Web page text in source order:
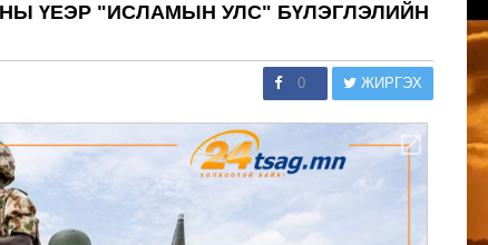
ҮЕЭР "ИСЛАМЫН УЛС" БҮЛЭГЛЭЛИЙН
0 ЖИРГЭХ